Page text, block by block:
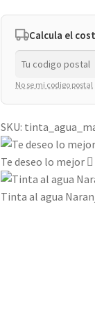
cantidad
Calcula el
No se mi codigo postal
SKU:
Te deseo lo mejor
Tinta al agua